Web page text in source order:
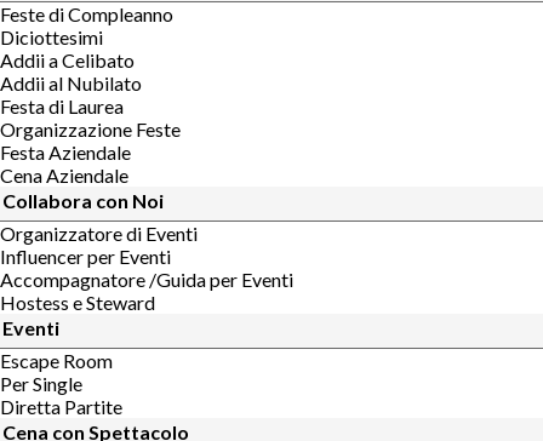
Feste di Compleanno
Diciottesimi
Addii a Celibato
Addii al Nubilato
Festa di Laurea
Organizzazione Feste
Festa Aziendale
Cena Aziendale
Collabora con Noi
Organizzatore di Eventi
Influencer per Eventi
Accompagnatore /Guida per Eventi
Hostess e Steward
Eventi
Escape Room
Per Single
Diretta Partite
Cena con Spettacolo